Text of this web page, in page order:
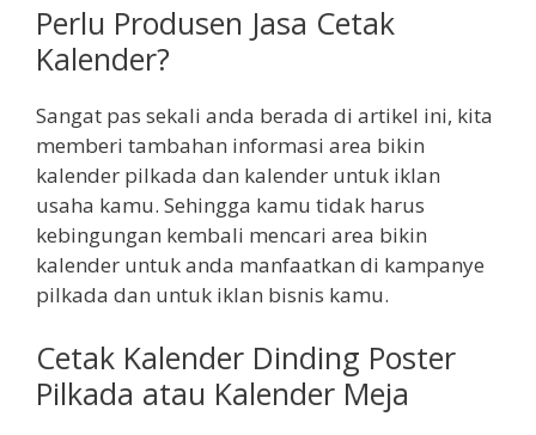
Perlu Produsen Jasa Cetak
Kalender?
Sangat pas sekali anda berada di artikel ini, kita
memberi tambahan informasi area bikin
kalender pilkada dan kalender untuk iklan
usaha kamu. Sehingga kamu tidak harus
kebingungan kembali mencari area bikin
kalender untuk anda manfaatkan di kampanye
pilkada dan untuk iklan bisnis kamu.
Cetak Kalender Dinding Poster
Pilkada atau Kalender Meja